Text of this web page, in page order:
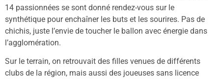
14 passionnées se sont donné rendez-vous sur le
synthétique pour enchaîner les buts et les sourires. Pas de
chichis, juste l’envie de toucher le ballon avec énergie dans
l’agglomération.
Sur le terrain, on retrouvait des filles venues de différents
clubs de la région, mais aussi des joueuses sans licence